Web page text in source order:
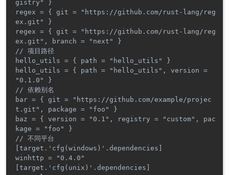
gistry" }
regex = { git = "https://github.com/rust-lang/reg
ex.git" }
regex = { git = "https://github.com/rust-lang/reg
ex.git", branch = "next" }
// 项目路径
hello_utils = { path = "hello_utils" }
hello_utils = { path = "hello_utils", version =
"0.1.0" }
// 依赖别名
bar = { git = "https://github.com/example/projec
t.git", package = "foo" }
baz = { version = "0.1", registry = "custom", pac
kage = "foo" }
// 不同平台
[target.'cfg(windows)'.dependencies]
winhttp = "0.4.0"
[target.'cfg(unix)'.dependencies]